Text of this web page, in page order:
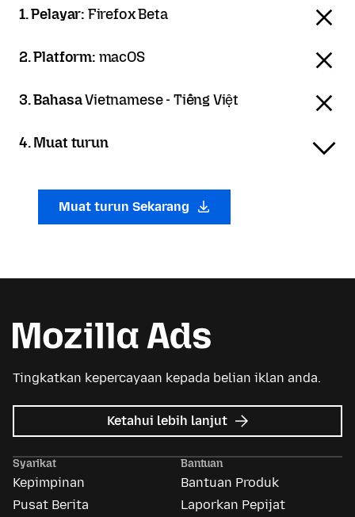
1. Pelayar: Firefox Beta
2. Platform: macOS
3. BahasaVietnamese - Tiếng Việt
4. Muat turun
Muat turun Sekarang
Tingkatkan kepercayaan kepada belian iklan anda.
Ketahui lebih lanjut tentang
Iklan
Syarikat
Kepimpinan
Pusat Berita
Bantuan
Bantuan Produk
Laporkan Pepijat